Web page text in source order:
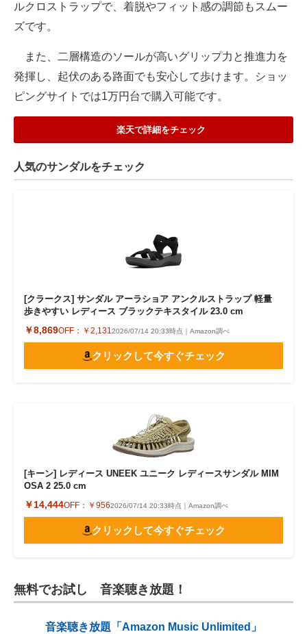
ルクロストラップで、着脱やフィット感の調節もスムー
ズです。
また、二層構造のソールが高いグリップ力と推進力を
発揮し、起伏のある路面でも安心して歩けます。ショッ
ピングサイトでは1万円台で購入可能です。
楽天で詳細をチェック
人気のサンダルをチェック
[クラークス] サンダル アーラショア アンクルストラップ 軽量
歩きやすい レディース ブラックテキスタイル 23.0 cm
￥8,869OFF： ￥2,1312026/07/14 20:33時点｜Amazon調べ
クリックして今すぐチェック
[キーン] レディース UNEEK ユニーク レディースサンダル MIM
OSA 2 25.0 cm
￥14,444OFF： ￥9562026/07/14 20:33時点｜Amazon調べ
クリックして今すぐチェック
無料でお試し 音楽聴き放題！
音楽聴き放題「Amazon Music Unlimited」